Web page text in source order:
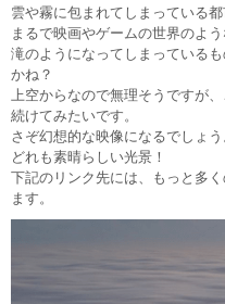
雲や霧に包まれてしまっている
まるで映画やゲームの世界のよう
滝のようになってしまっている
かね？
上空からなので無理そうですが
続けてみたいです。
さぞ幻想的な映像になるでしょう
どれも素晴らしい光景！
下記のリンク先には、もっと多
ます。